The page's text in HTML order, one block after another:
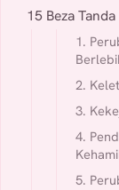
15 Beza
1.
2.
3.
4.
5.